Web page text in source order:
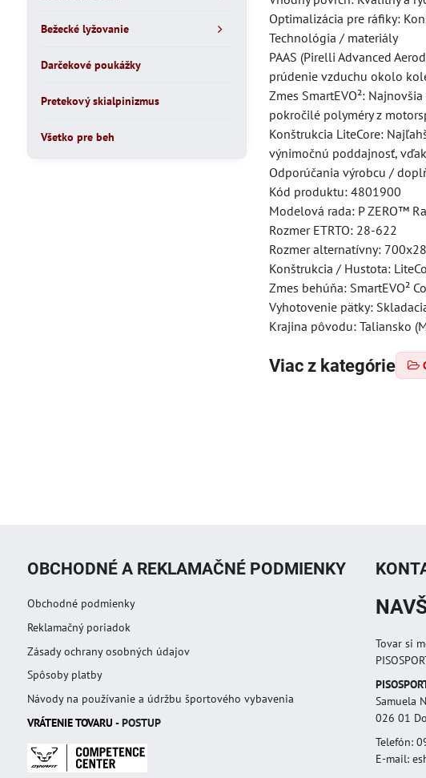
Optimalizácia pre ráfiky:
Technológia / materiály
PAAS (Pirelli Advanced
prúdenie vzduchu okolo
Zmes SmartEVO²:
pokročilé polyméry z
Konštrukcia LiteCore:
výnimočnú poddajnosť,
Odporúčania výrobcu /
Kód produktu: 4801900
Modelová rada: P ZERO™
Rozmer ETRTO: 28-622
Rozmer alternatívny:
Konštrukcia / Hustota:
Zmes behúňa: SmartEVO²
Vyhotovenie pätky:
Krajina pôvodu: Taliansko
Viac z kategórie
Bežecké lyžovanie
Darčekové poukážky
Pretekový skialpinizmus
Všetko pre beh
OBCHODNÉ A REKLAMAČNÉ PODMIENKY
Obchodné podmienky
Reklamačný poriadok
Zásady ochrany osobných údajov
Spôsoby platby
Návody na používanie a údržbu športového vybavenia
VRÁTENIE TOVARU - POSTUP
Tovar si
Samuela
026 01
Telefón:
E-mail: